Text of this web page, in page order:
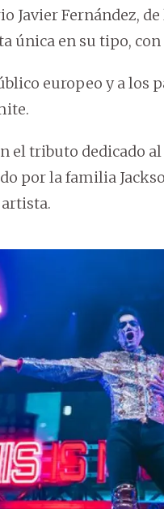
Javier Fernández,
única en su tipo,
europeo y a los
el tributo dedicado
por la familia